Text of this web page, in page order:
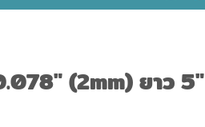
(2mm) ยาว 5″